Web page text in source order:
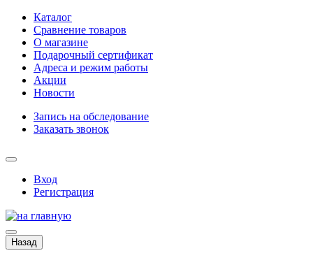
Каталог
Сравнение товаров
О магазине
Подарочный сертификат
Адреса и режим работы
Акции
Новости
Запись на обследование
Заказать звонок
Вход
Регистрация
Назад